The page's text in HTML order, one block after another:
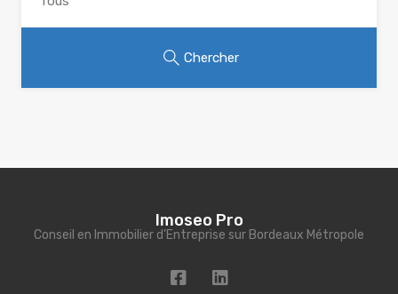
Chercher
Imoseo Pro
Conseil en Immobilier d'Entreprise sur Bordeaux Métropole